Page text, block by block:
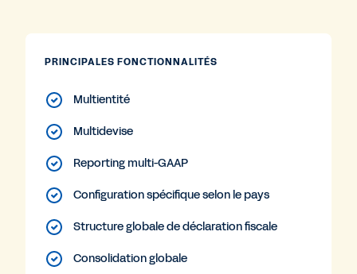
PRINCIPALES FONCTIONNALITÉS
Multientité
Multidevise
Reporting multi-GAAP
Configuration spécifique selon le pays
Structure globale de déclaration fiscale
Consolidation globale